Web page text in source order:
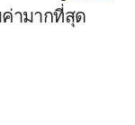
ามากที่สุด